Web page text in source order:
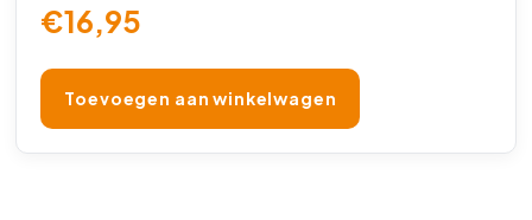
€16,95
Toevoegen aan winkelwagen